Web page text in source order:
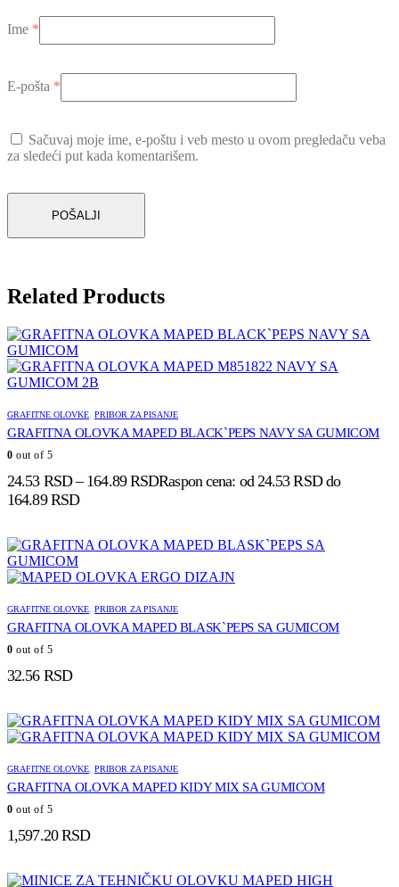
Ime *
E-pošta *
Sačuvaj moje ime, e-poštu i veb mesto u ovom pregledaču veba
za sledeći put kada komentarišem.
Related Products
GRAFITNE OLOVKE PRIBOR ZA PISANJE
GRAFITNA OLOVKA MAPED BLACK`PEPS NAVY SA GUMICOM
0 out of 5
24.53 RSD – 164.89RSDRaspon cena: od 24.53 RSD do
164.89 RSD
GRAFITNE OLOVKE PRIBOR ZA PISANJE
GRAFITNA OLOVKA MAPED BLASK`PEPS SA GUMICOM
0 out of 5
32.56 RSD
GRAFITNE OLOVKE PRIBOR ZA PISANJE
GRAFITNA OLOVKA MAPED KIDY MIX SA GUMICOM
0 out of 5
1,597.20RSD